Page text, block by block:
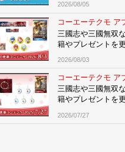
経験者採用
2026/08/05
コーエーテクモ ア
三國志や三國無双
籍やプレゼントを
2026/08/03
コーエーテクモ ア
三國志や三國無双
籍やプレゼントを
2026/07/27